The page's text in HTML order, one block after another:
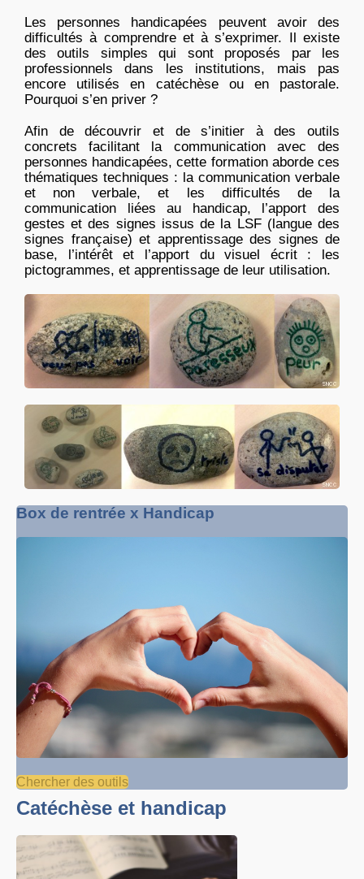
Les personnes handicapées peuvent avoir des
difficultés à comprendre et à s’exprimer. Il existe
des outils simples qui sont proposés par les
professionnels dans les institutions, mais pas
encore utilisés en catéchèse ou en pastorale.
Pourquoi s’en priver ?
Afin de découvrir et de s’initier à des outils
concrets facilitant la communication avec des
personnes handicapées, cette formation aborde ces
thématiques techniques : la communication verbale
et non verbale, et les difficultés de la
communication liées au handicap, l’apport des
gestes et des signes issus de la LSF (langue des
signes française) et apprentissage des signes de
base, l’intérêt et l’apport du visuel écrit : les
pictogrammes, et apprentissage de leur utilisation.
Box de rentrée x Handicap
Chercher des outils
Catéchèse et handicap